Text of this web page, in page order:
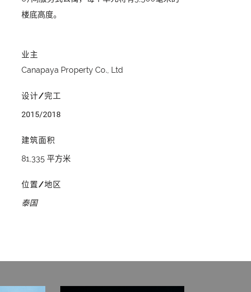
楼底高度。
业主
Canapaya Property Co., Ltd
设计/完工
2015/2018
建筑面积
81,335 平方米
位置/地区
泰国